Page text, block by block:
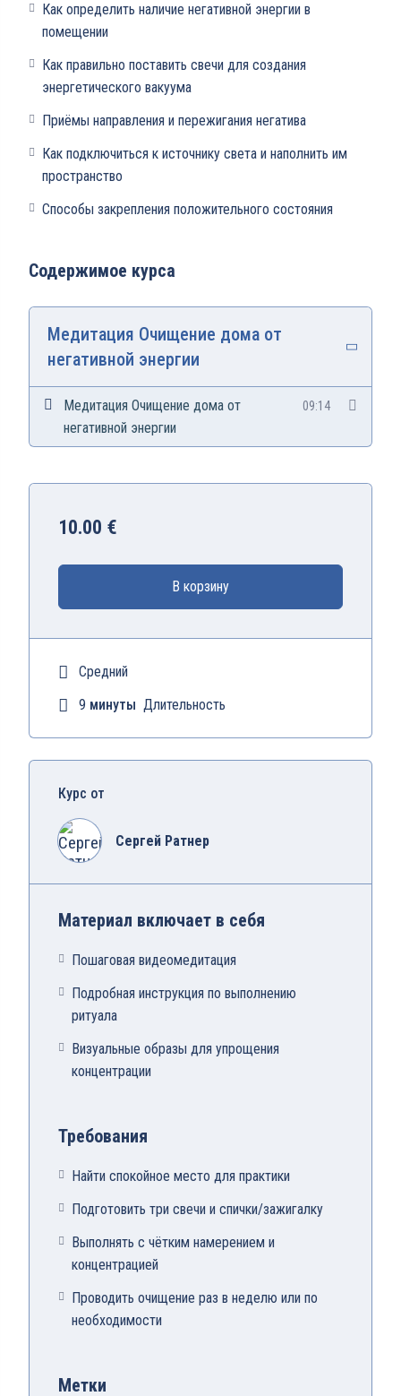
Как определить наличие негативной энергии в
помещении
Как правильно поставить свечи для создания
энергетического вакуума
Приёмы направления и пережигания негатива
Как подключиться к источнику света и наполнить им
пространство
Способы закрепления положительного состояния
Содержимое курса
Медитация Очищение дома от
негативной энергии
Медитация Очищение дома от
негативной энергии
09:14
10.00 €
В корзину
Средний
9 минуты Длительность
Курс от
Сергей Ратнер
Материал включает в себя
Пошаговая видеомедитация
Подробная инструкция по выполнению
ритуала
Визуальные образы для упрощения
концентрации
Требования
Найти спокойное место для практики
Подготовить три свечи и спички/зажигалку
Выполнять с чётким намерением и
концентрацией
Проводить очищение раз в неделю или по
необходимости
Метки